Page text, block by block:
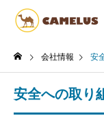
会社情報 安
安全への取り